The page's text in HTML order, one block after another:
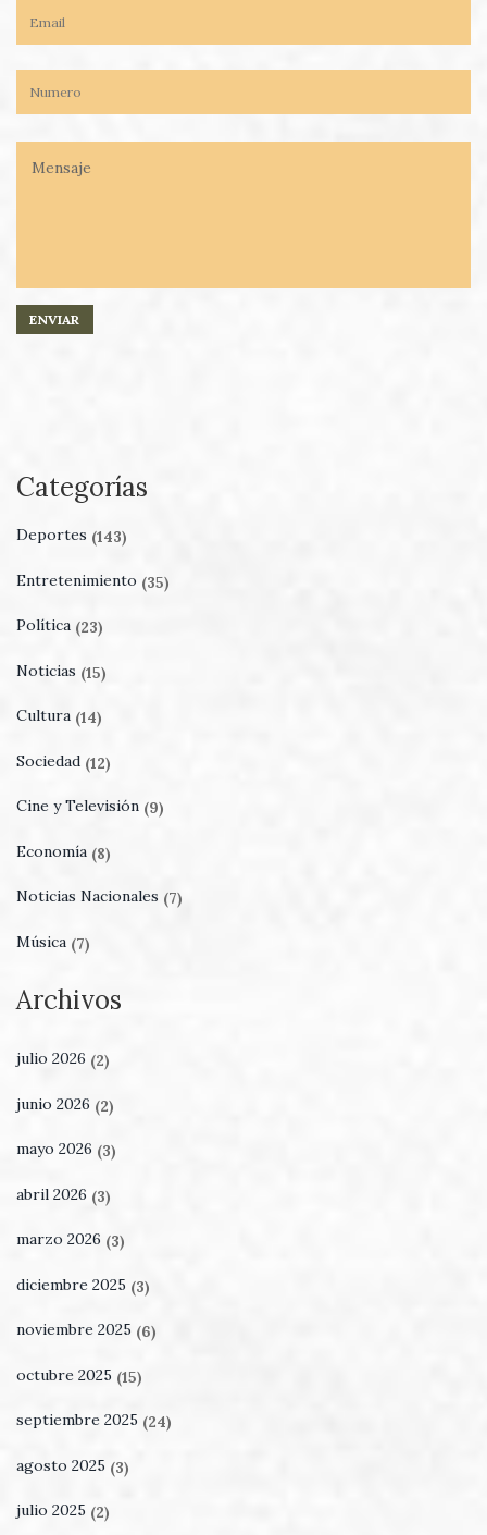
Categorías
Deportes (143)
Entretenimiento (35)
Política (23)
Noticias (15)
Cultura (14)
Sociedad (12)
Cine y Televisión (9)
Economía (8)
Noticias Nacionales (7)
Música (7)
Archivos
julio 2026 (2)
junio 2026 (2)
mayo 2026 (3)
abril 2026 (3)
marzo 2026 (3)
diciembre 2025 (3)
noviembre 2025 (6)
octubre 2025 (15)
septiembre 2025 (24)
agosto 2025 (3)
julio 2025 (2)